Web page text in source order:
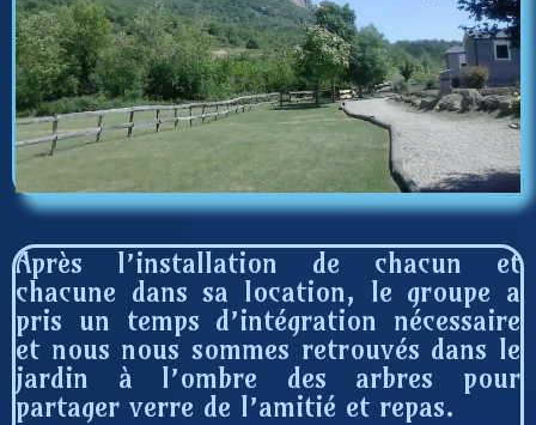
Après l’installation de chacun et
chacune dans sa location, le groupe a
pris un temps d’intégration nécessaire
et nous nous sommes retrouvés dans le
jardin à l’ombre des arbres pour
partager verre de l’amitié et repas.